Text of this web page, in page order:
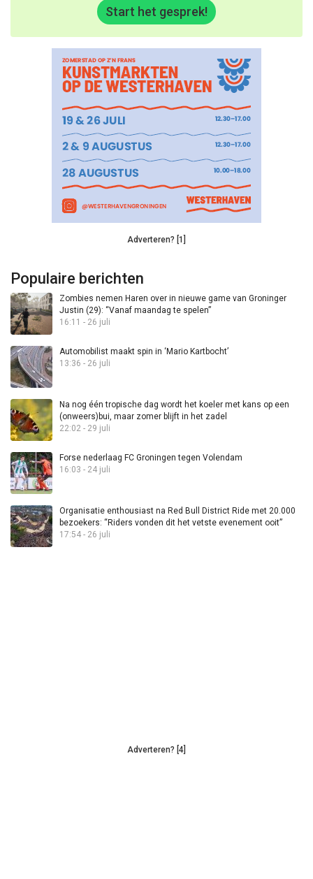
Start het gesprek!
Adverteren? [1]
Populaire berichten
Zombies nemen Haren over in nieuwe game van Groninger
Justin (29): “Vanaf maandag te spelen”
16:11 - 26 juli
Automobilist maakt spin in ‘Mario Kartbocht’
13:36 - 26 juli
Na nog één tropische dag wordt het koeler met kans op een
(onweers)bui, maar zomer blijft in het zadel
22:02 - 29 juli
Forse nederlaag FC Groningen tegen Volendam
16:03 - 24 juli
Organisatie enthousiast na Red Bull District Ride met 20.000
bezoekers: “Riders vonden dit het vetste evenement ooit”
17:54 - 26 juli
Adverteren? [4]